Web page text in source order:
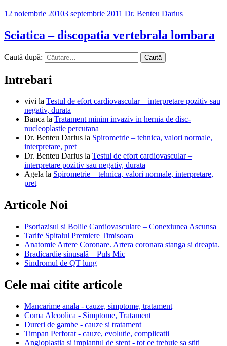
12 noiembrie 20103 septembrie 2011 Dr. Benteu Darius
Sciatica – discopatia vertebrala lombara
Caută după:
Intrebari
vivi la Testul de efort cardiovascular – interpretare pozitiv sau
negativ, durata
Banca la Tratament minim invaziv in hernia de disc-
nucleoplastie percutana
Dr. Benteu Darius la Spirometrie – tehnica, valori normale,
interpretare, pret
Dr. Benteu Darius la Testul de efort cardiovascular –
interpretare pozitiv sau negativ, durata
Agela la Spirometrie – tehnica, valori normale, interpretare,
pret
Articole Noi
Psoriazisul si Bolile Cardiovasculare – Conexiunea Ascunsa
Tarife Spitalul Premiere Timisoara
Anatomie Artere Coronare. Artera coronara stanga si dreapta.
Bradicardie sinusală – Puls Mic
Sindromul de QT lung
Cele mai citite articole
Mancarime anala - cauze, simptome, tratament
Coma Alcoolica - Simptome, Tratament
Dureri de gambe - cauze si tratament
Timpan Perforat - cauze, evolutie, complicatii
Angioplastia si implantul de stent - tot ce trebuie sa stiti